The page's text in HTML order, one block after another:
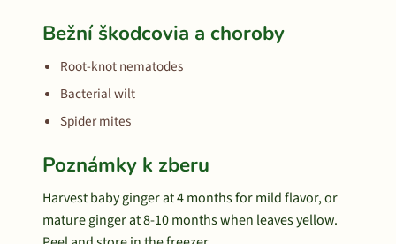
Bežní škodcovia a choroby
Root-knot nematodes
Bacterial wilt
Spider mites
Poznámky k zberu
Harvest baby ginger at 4 months for mild flavor, or
mature ginger at 8-10 months when leaves yellow.